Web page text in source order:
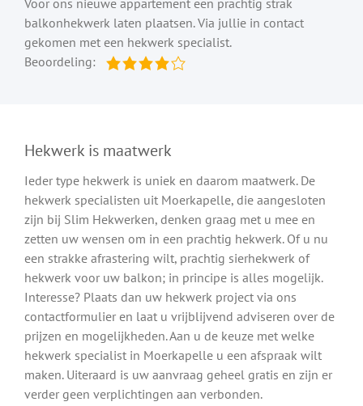
balkonhekwerk laten plaatsen. Via jullie in contact
gekomen met een hekwerk specialist.
Beoordeling:
Hekwerk is maatwerk
Ieder type hekwerk is uniek en daarom maatwerk. De
hekwerk specialisten uit Moerkapelle, die aangesloten
zijn bij Slim Hekwerken, denken graag met u mee en
zetten uw wensen om in een prachtig hekwerk. Of u nu
een strakke afrastering wilt, prachtig sierhekwerk of
hekwerk voor uw balkon; in principe is alles mogelijk.
Interesse? Plaats dan uw hekwerk project via ons
contactformulier en laat u vrijblijvend adviseren over de
prijzen en mogelijkheden. Aan u de keuze met welke
hekwerk specialist in Moerkapelle u een afspraak wilt
maken. Uiteraard is uw aanvraag geheel gratis en zijn er
verder geen verplichtingen aan verbonden.